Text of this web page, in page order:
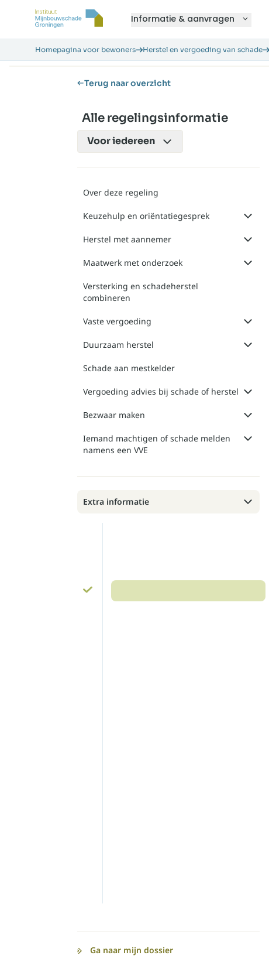
Informatie & aanvragen
Homepagina voor bewoners Herstel en vergoeding van schade
Terug naar overzicht
Alle regelingsinformatie
Vooriedereen
Over deze regeling
Keuzehulp en oriëntatiegesprek
Herstel met aannemer
Maatwerk met onderzoek
Versterking en schadeherstel
combineren
Vaste vergoeding
Duurzaam herstel
Schade aan mestkelder
Vergoeding advies bij schade of herstel
Bezwaar maken
Iemand machtigen of schade melden
namens een VVE
Extra informatie
Ga naar mijn dossier